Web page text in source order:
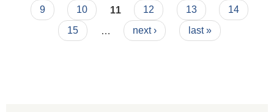
9
10 11 12 13
14
15
next › last »